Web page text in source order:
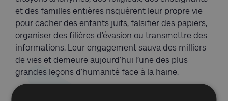
et des familles entières risquèrent leur propre vie
pour cacher des enfants juifs, falsifier des papiers,
organiser des filières d’évasion ou transmettre des
informations. Leur engagement sauva des milliers
de vies et demeure aujourd’hui l’une des plus
grandes leçons d’humanité face à la haine.